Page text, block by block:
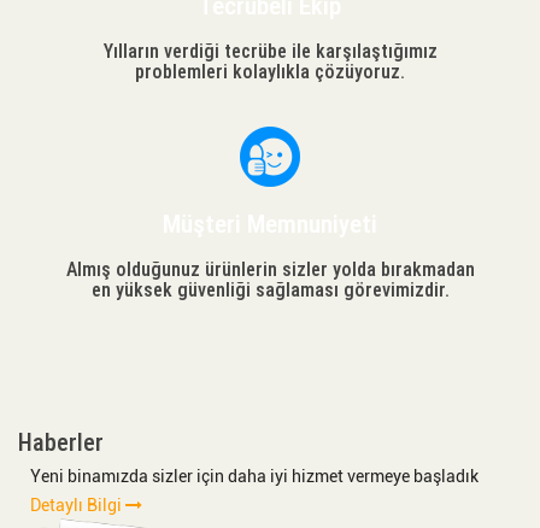
Yılların verdiği tecrübe ile karşılaştığımız
problemleri kolaylıkla çözüyoruz.
Almış olduğunuz ürünlerin sizler yolda bırakmadan
en yüksek güvenliği sağlaması görevimizdir.
Haberler
Yeni binamızda sizler için daha iyi hizmet vermeye başladık
Detaylı Bilgi